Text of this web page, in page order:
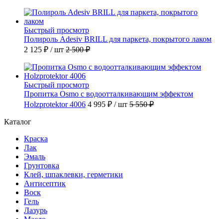
Быстрый просмотр
Полироль Adesiv BRILL для паркета, покрытого лаком
2 125 ₽ / шт 2 500 ₽
Быстрый просмотр
Пропитка Osmo с водоотталкивающим эффектом
Holzprotektor 4006 4 995 ₽ / шт 5 550 ₽
Каталог
Краска
Лак
Эмаль
Грунтовка
Клей, шпаклевки, герметики
Антисептик
Воск
Гель
Лазурь